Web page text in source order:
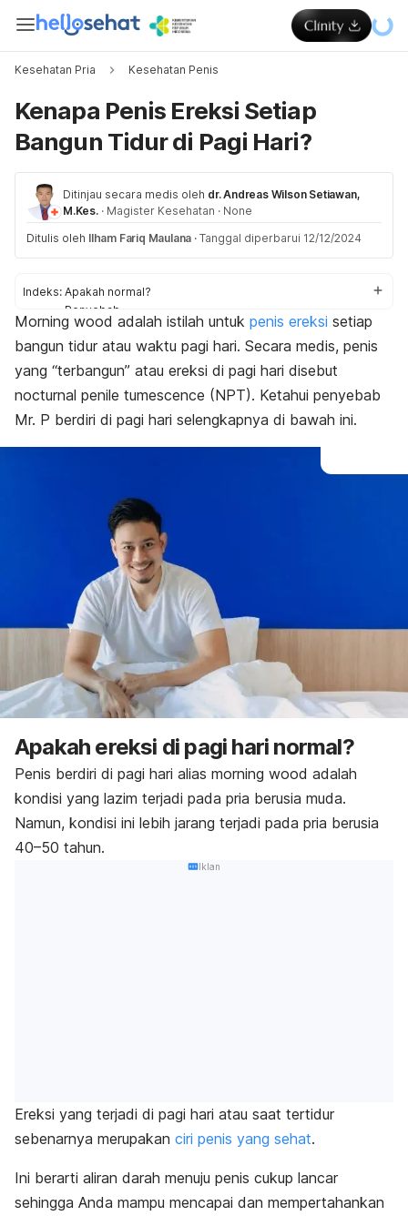
Kesehatan Pria Kesehatan Penis
Kenapa Penis Ereksi Setiap
Bangun Tidur di Pagi Hari?
Ditinjau secara medis oleh dr. Andreas Wilson Setiawan,
M.Kes. · Magister Kesehatan · None
Ditulis oleh Ilham Fariq Maulana · Tanggal diperbarui 12/12/2024
Indeks: Apakah normal?
Penyebab
Gangguan
Cara mengatasi
Morning wood adalah istilah untuk penis ereksi setiap
bangun tidur atau waktu pagi hari. Secara medis, penis
yang “terbangun” atau ereksi di pagi hari disebut
nocturnal penile tumescence (NPT). Ketahui penyebab
Mr. P berdiri di pagi hari selengkapnya di bawah ini.
Apakah ereksi di pagi hari normal?
Penis berdiri di pagi hari alias morning wood adalah
kondisi yang lazim terjadi pada pria berusia muda.
Namun, kondisi ini lebih jarang terjadi pada pria berusia
40–50 tahun.
Iklan
Ereksi yang terjadi di pagi hari atau saat tertidur
sebenarnya merupakan ciri penis yang sehat.
Ini berarti aliran darah menuju penis cukup lancar
sehingga Anda mampu mencapai dan mempertahankan